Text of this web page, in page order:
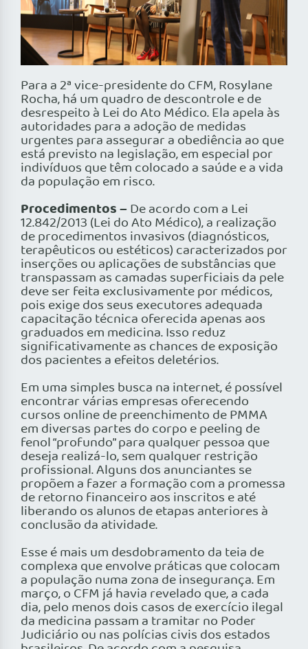
Para a 2ª vice-presidente do CFM, Rosylane
Rocha, há um quadro de descontrole e de
desrespeito à Lei do Ato Médico. Ela apela às
autoridades para a adoção de medidas
urgentes para assegurar a obediência ao que
está previsto na legislação, em especial por
indivíduos que têm colocado a saúde e a vida
da população em risco.
Procedimentos –De acordo com a Lei
12.842/2013 (Lei do Ato Médico), a realização
de procedimentos invasivos (diagnósticos,
terapêuticos ou estéticos) caracterizados por
inserções ou aplicações de substâncias que
transpassam as camadas superficiais da pele
deve ser feita exclusivamente por médicos,
pois exige dos seus executores adequada
capacitação técnica oferecida apenas aos
graduados em medicina. Isso reduz
significativamente as chances de exposição
dos pacientes a efeitos deletérios.
Em uma simples busca na internet, é possível
encontrar várias empresas oferecendo
cursos online de preenchimento de PMMA
em diversas partes do corpo e peeling de
fenol “profundo” para qualquer pessoa que
deseja realizá-lo, sem qualquer restrição
profissional. Alguns dos anunciantes se
propõem a fazer a formação com a promessa
de retorno financeiro aos inscritos e até
liberando os alunos de etapas anteriores à
conclusão da atividade.
Esse é mais um desdobramento da teia de
complexa que envolve práticas que colocam
a população numa zona de insegurança. Em
março, o CFM já havia revelado que, a cada
dia, pelo menos dois casos de exercício ilegal
da medicina passam a tramitar no Poder
Judiciário ou nas polícias civis dos estados